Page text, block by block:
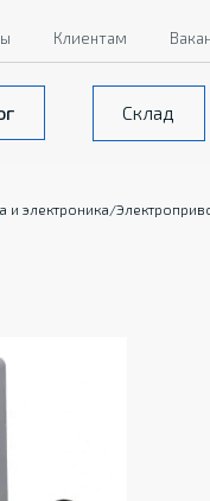
Склад
Клиентам
и электроника/